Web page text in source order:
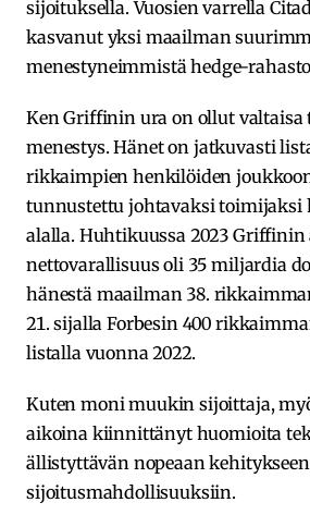
sijoituksella. Vuosien varrella
kasvanut yksi maailman
menestyneimmistä hedge-
Ken Griffinin ura on ollut valtaisa
menestys. Hänet on jatkuvasti
rikkaimpien henkilöiden
tunnustettu johtavaksi toimijaksi
alalla. Huhtikuussa 2023
nettovarallisuus oli 35 miljardia
hänestä maailman 38.
21. sijalla Forbesin 400
listalla vuonna 2022.
Kuten moni muukin sijoittaja,
aikoina kiinnittänyt huomioita
ällistyttävän nopeaan
sijoitusmahdollisuuksiin.